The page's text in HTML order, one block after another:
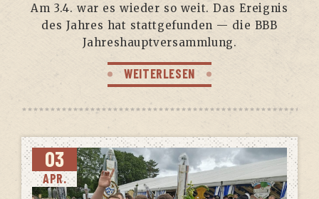
Am 3.4. war es wie­der so weit. Das Ereig­nis
des Jah­res hat statt­ge­fun­den — die BBB
Jahreshauptversammlung.
WEITERLESEN
03
APR.